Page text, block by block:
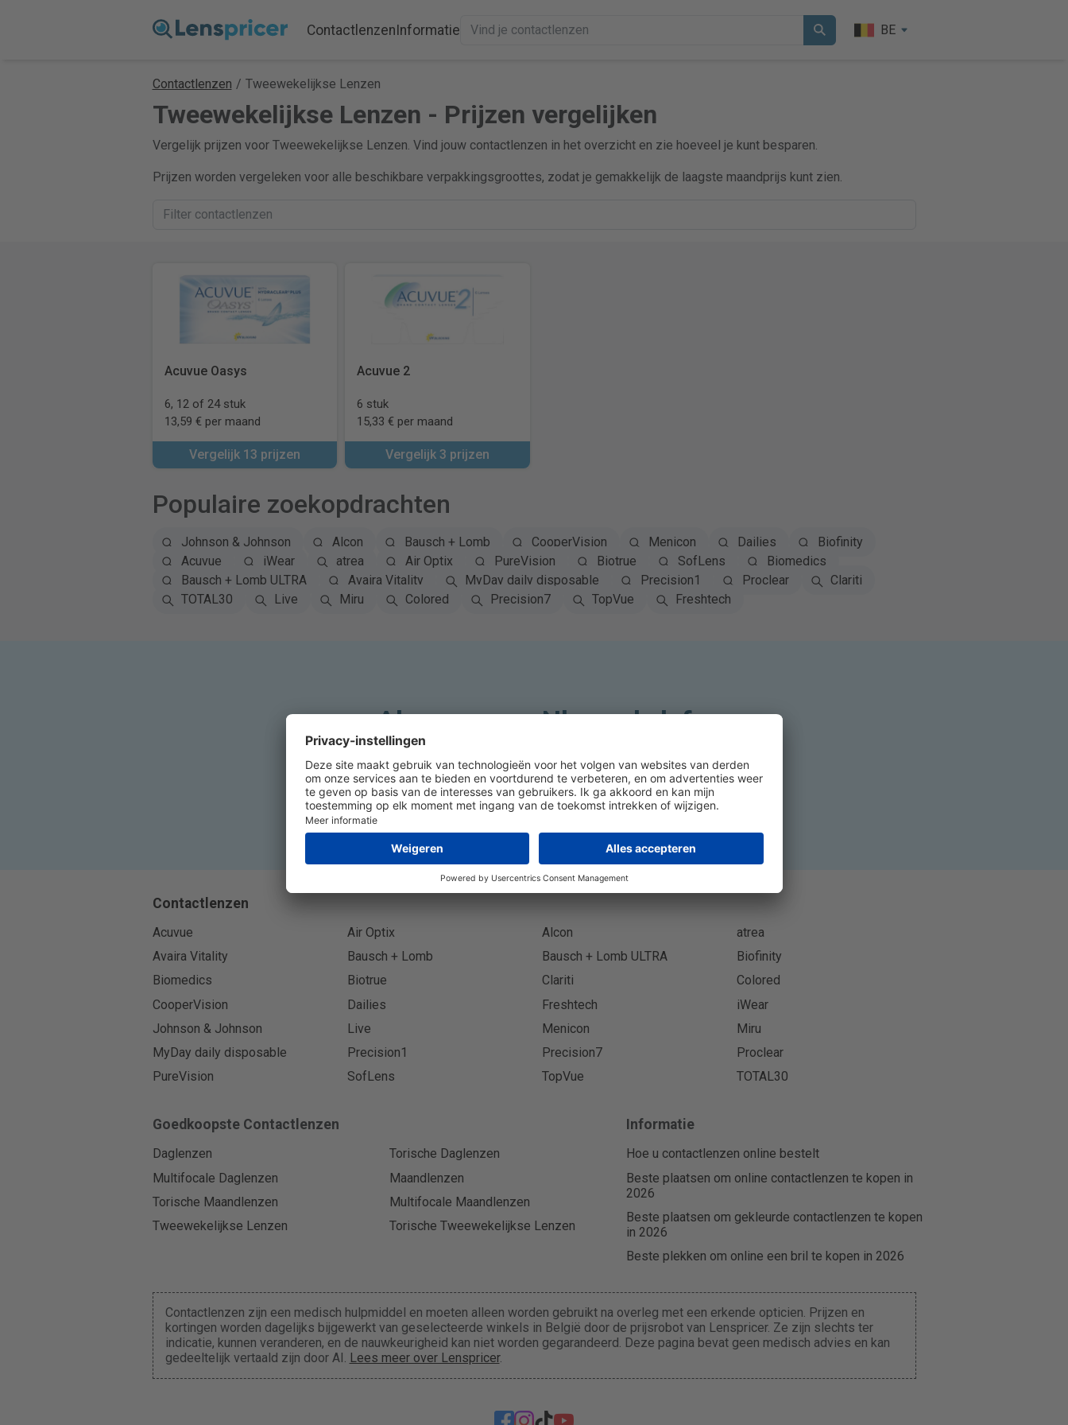
ContactlenzenInformatie BE
Contactlenzen / Tweewekelijkse Lenzen
Tweewekelijkse Lenzen - Prijzen vergelijken
Vergelijk prijzen voor Tweewekelijkse Lenzen. Vind jouw contactlenzen in het overzicht en zie hoeveel je kunt besparen.
Prijzen worden vergeleken voor alle beschikbare verpakkingsgroottes, zodat je gemakkelijk de laagste maandprijs kunt zien.
Acuvue Oasys
6, 12 of 24 stuk
13,59 € per maand
Vergelijk 13 prijzen
Acuvue 2
6 stuk
15,33 € per maand
Vergelijk 3 prijzen
Populaire zoekopdrachten
Johnson & Johnson Alcon Bausch + Lomb CooperVision Menicon Dailies
Biofinity
Acuvue
iWear atrea Air Optix PureVision Biotrue SofLens
Biomedics
Bausch + Lomb ULTRA
Avaira Vitality MyDay daily disposable Precision1 Proclear
Clariti
TOTAL30
Live Miru Colored Precision7 TopVue Freshtech
Abonneer op Nieuwsbrief
Abonneer
Contactlenzen
Acuvue Air Optix Alcon
atrea
Avaira Vitality
Bausch + Lomb Bausch + Lomb ULTRA
Biofinity
Biomedics
Biotrue Clariti
Colored
CooperVision
Dailies Freshtech
iWear
Johnson & Johnson
Live Menicon
Miru
MyDay daily disposable
Precision1 Precision7
Proclear
PureVision
SofLens TopVue TOTAL30
Goedkoopste Contactlenzen
Daglenzen
Torische Daglenzen
Multifocale Daglenzen
Maandlenzen
Torische Maandlenzen
Multifocale Maandlenzen
Tweewekelijkse Lenzen
Torische Tweewekelijkse Lenzen
Informatie
Hoe u contactlenzen online bestelt
Beste plaatsen om online contactlenzen te kopen in
2026
Beste plaatsen om gekleurde contactlenzen te kopen
in 2026
Beste plekken om online een bril te kopen in 2026
Contactlenzen zijn een medisch hulpmiddel en moeten alleen worden gebruikt na overleg met een erkende opticien. Prijzen en
kortingen worden dagelijks bijgewerkt van geselecteerde winkels in België door de prijsrobot van Lenspricer. Ze zijn slechts ter
indicatie, kunnen veranderen, en de nauwkeurigheid kan niet worden gegarandeerd. Deze pagina bevat geen medisch advies en kan
gedeeltelijk vertaald zijn door AI. Lees meer over Lenspricer.